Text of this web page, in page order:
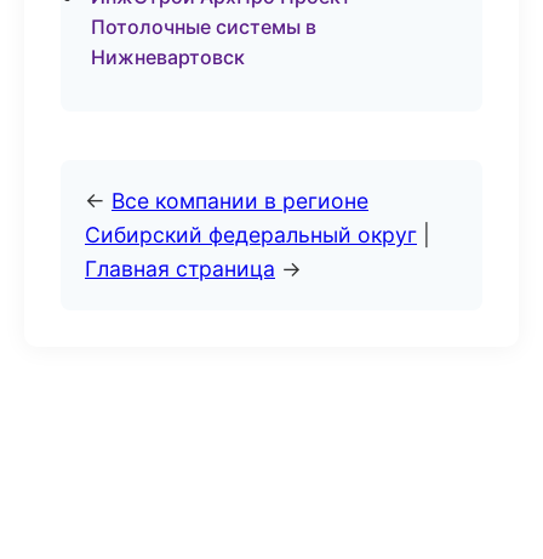
Потолочные системы в
Нижневартовск
← Все компании в регионе
Сибирский федеральный округ
Главная страница →